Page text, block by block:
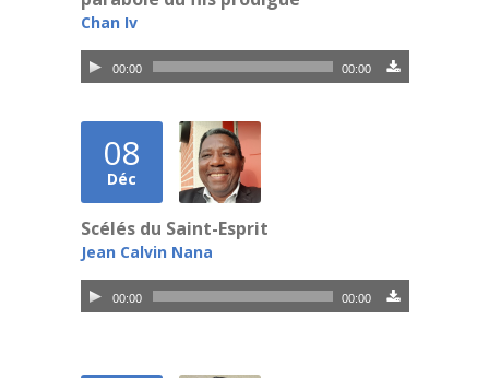
Chan Iv
Lecteur
audio
00:00 00:00
08
Déc
Scélés du Saint-Esprit
Jean Calvin Nana
Lecteur
audio
00:00 00:00